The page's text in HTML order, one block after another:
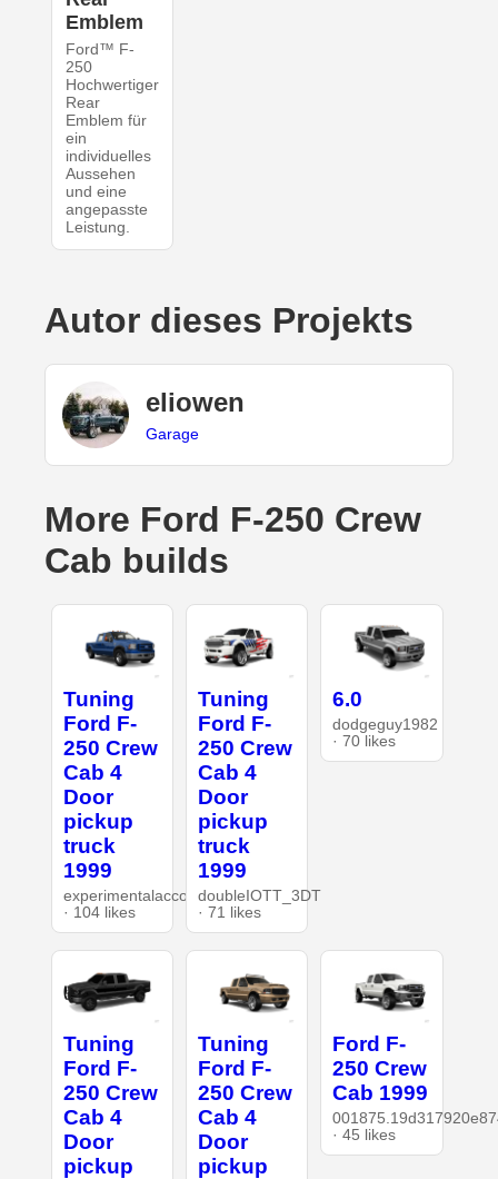
Emblem
Ford™ F-
250
Hochwertiger
Rear
Emblem für
ein
individuelles
Aussehen
und eine
angepasste
Leistung.
Autor dieses Projekts
eliowen
Garage
More Ford F-250 Crew
Cab builds
Tuning
Ford F-
250 Crew
Cab 4
Door
pickup
truck
1999
experimentalaccount
· 104 likes
Tuning
Ford F-
250 Crew
Cab 4
Door
pickup
truck
1999
doubleIOTT_3DT
· 71 likes
6.0
dodgeguy1982
· 70 likes
Tuning
Ford F-
250 Crew
Cab 4
Door
pickup
Tuning
Ford F-
250 Crew
Cab 4
Door
pickup
Ford F-
250 Crew
Cab 1999
· 45 likes